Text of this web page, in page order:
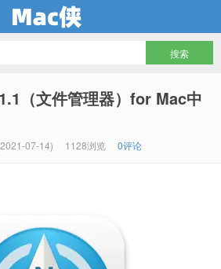
（文件管理器）for Mac中
07-14) 1128浏览 0评论